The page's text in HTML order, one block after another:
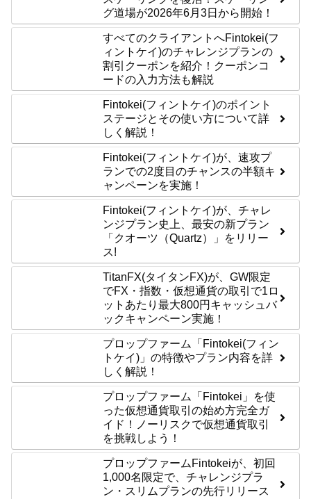
グ道場が2026年6月3日から開始！
すべてのクライアントへFintokei(フ
ィントケイ)のチャレンジプランの
割引クーポンを紹介！クーポンコ
ードの入力方法も解説
Fintokei(フィントケイ)のポイント
ステージとその使い方について詳
しく解説！
Fintokei(フィントケイ)が、速攻プ
ランでの2度目のチャンスの半額キ
ャンペーンを実施！
Fintokei(フィントケイ)が、チャレ
ンジプラン史上、最安の新プラン
「クオーツ（Quartz）」をリリー
ス!
TitanFX(タイタンFX)が、GW限定
でFX・指数・仮想通貨の取引で1ロ
ットあたり最大800円キャッシュバ
ックキャンペーン実施！
プロップファーム「Fintokei(フィン
トケイ)」の特徴やプラン内容を詳
しく解説！
プロップファーム「Fintokei」を使
った仮想通貨取引の始め方完全ガ
イド！ノーリスクで仮想通貨取引
を挑戦しよう！
プロップファームFintokeiが、初回
1,000名限定で、チャレンジプラ
ン・スリムプランの先行リリース